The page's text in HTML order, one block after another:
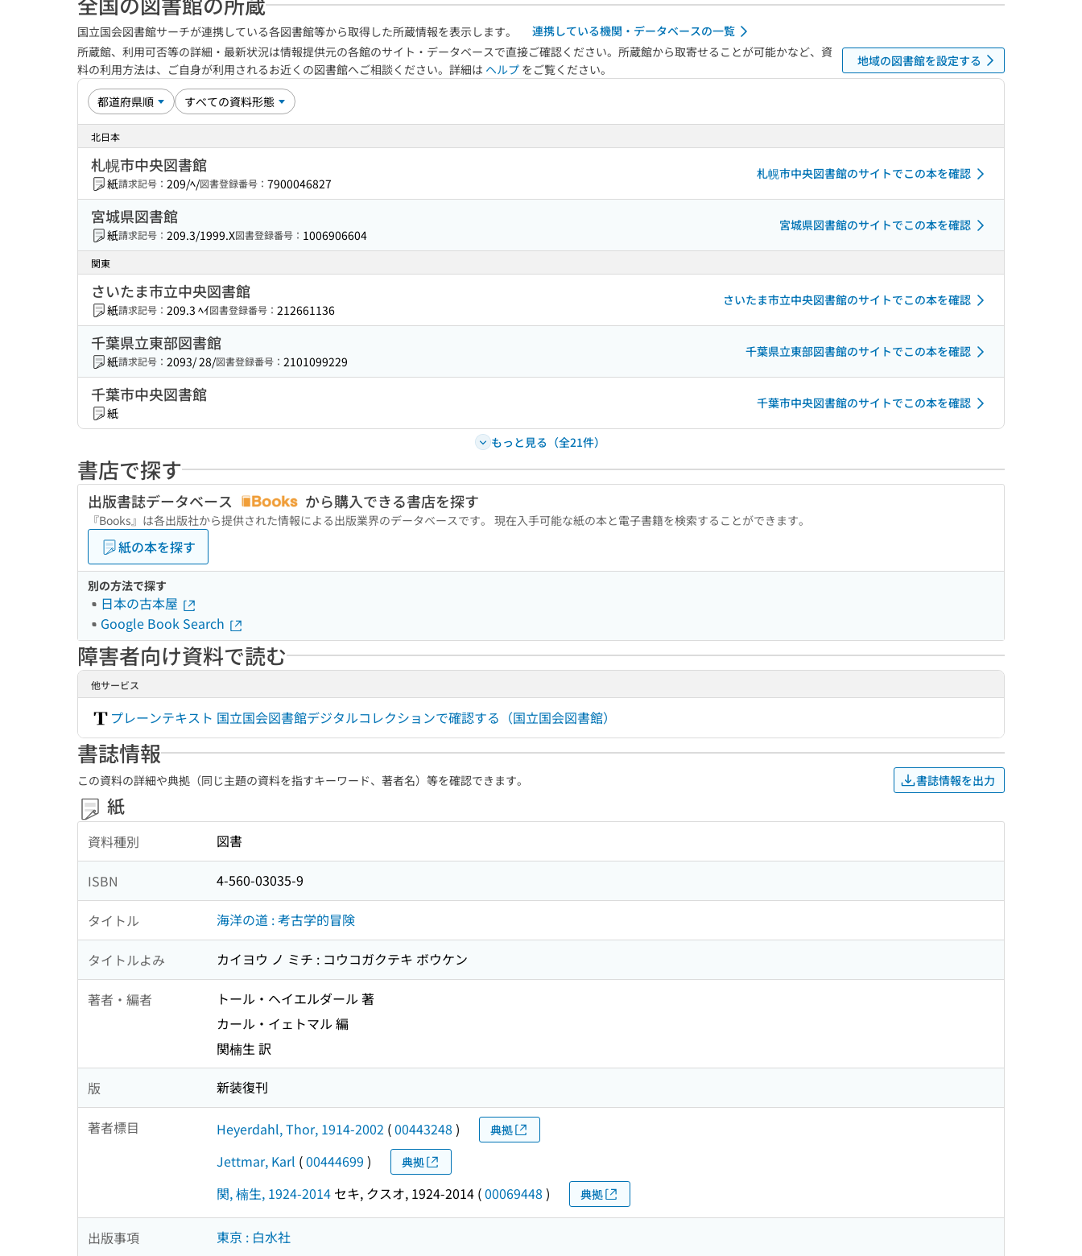
国立国会図書館サーチが連携している各図書館等から取得した所蔵情報を表示します。
連携している機関・データベースの一覧
所蔵館、利用可否等の詳細・最新状況は情報提供元の各館のサイト・データベースで直接ご確認ください。所蔵館から取寄せることが可能かなど、資
料の利用方法は、ご自身が利用されるお近くの図書館へご相談ください。詳細は ヘルプ をご覧ください。
地域の図書館を設定する
北日本
札幌市中央図書館
紙請求記号： 209/ﾍ/図書登録番号： 7900046827
札幌市中央図書館のサイトでこの本を確認
宮城県図書館
紙請求記号： 209.3/1999.X図書登録番号： 1006906604
宮城県図書館のサイトでこの本を確認
関東
さいたま市立中央図書館
紙請求記号： 209.3 ﾍｲ図書登録番号： 212661136
さいたま市立中央図書館のサイトでこの本を確認
千葉県立東部図書館
紙請求記号： 2093/ 28/図書登録番号： 2101099229
千葉県立東部図書館のサイトでこの本を確認
千葉市中央図書館
紙
千葉市中央図書館のサイトでこの本を確認
もっと見る（全21件）
書店で探す
出版書誌データベース から購入できる書店を探す
『Books』は各出版社から提供された情報による出版業界のデータベースです。 現在入手可能な紙の本と電子書籍を検索することができます。
紙の本を探す
別の方法で探す
日本の古本屋
Google Book Search
障害者向け資料で読む
他サービス
プレーンテキスト 国立国会図書館デジタルコレクションで確認する（国立国会図書館）
書誌情報
この資料の詳細や典拠（同じ主題の資料を指すキーワード、著者名）等を確認できます。 書誌情報を出力
紙
資料種別 図書
ISBN 4-560-03035-9
タイトル 海洋の道 : 考古学的冒険
タイトルよみ カイヨウ ノ ミチ : コウコガクテキ ボウケン
著者・編者
トール・ヘイエルダール 著
カール・イェトマル 編
関楠生 訳
版 新装復刊
著者標目 Heyerdahl, Thor, 1914-2002 (00443248 ) 典拠
Jettmar, Karl (00444699 ) 典拠
関, 楠生, 1924-2014 セキ, クスオ, 1924-2014 (00069448 ) 典拠
出版事項 東京 : 白水社